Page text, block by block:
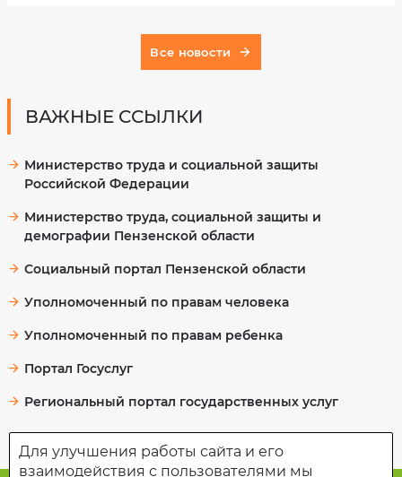
Все новости
ВАЖНЫЕ ССЫЛКИ
Министерство труда и социальной защиты
Российской Федерации
Министерство труда, социальной защиты и
демографии Пензенской области
Социальный портал Пензенской области
Уполномоченный по правам человека
Уполномоченный по правам ребенка
Портал Госуслуг
Региональный портал государственных услуг
посещения
и хранение
данных
ЗАПИСАТЬСЯ
Для улучшения работы сайта и его
взаимодействия с пользователями мы